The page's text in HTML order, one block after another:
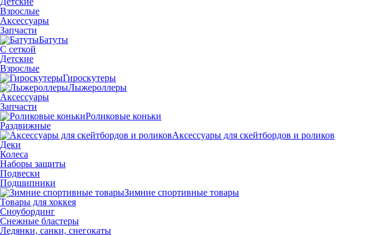
Взрослые
Аксессуары
Запчасти
Батуты
С сеткой
Детские
Взрослые
Гироскутеры
Лыжероллеры
Аксессуары
Запчасти
Роликовые коньки
Раздвижные
Аксессуары для скейтбордов и роликов
Деки
Колеса
Наборы защиты
Подвески
Подшипники
Зимние спортивные товары
Товары для хоккея
Сноубординг
Снежные бластеры
Ледянки, санки, снегокаты